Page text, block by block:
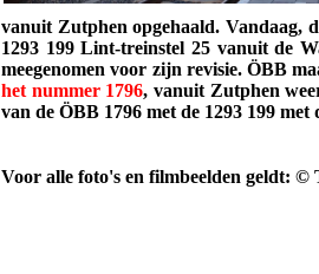
vanuit Zutphen opgehaald. Vandaag,
1293 199 Lint-treinstel 25 vanuit de
meegenomen voor zijn revisie. ÖBB
het nummer 1796, vanuit Zutphen
van de ÖBB 1796 met de 1293 199
Voor alle foto's en filmbeelden geldt: